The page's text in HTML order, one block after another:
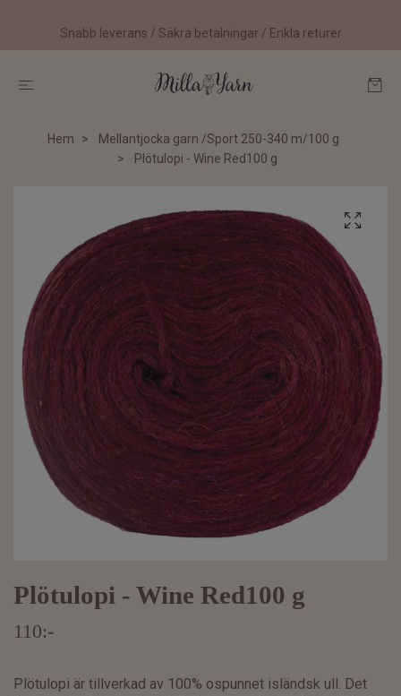
Snabb leverans / Säkra betalningar / Enkla returer
Hem
Mellantjocka garn /Sport 250-340 m/100 g
Plötulopi - Wine Red100 g
Plötulopi - Wine Red100 g
110:-
Plötulopi är tillverkad av 100% ospunnet isländsk ull. Det